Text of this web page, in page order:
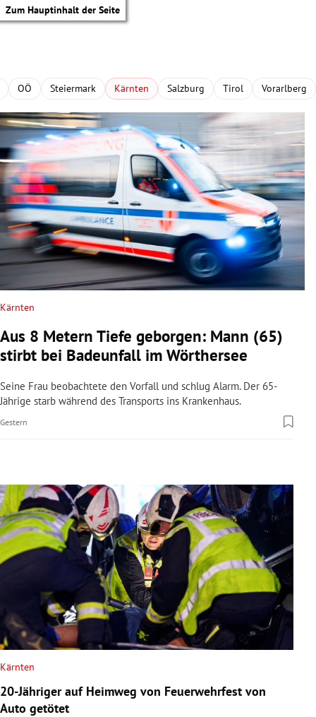
Zum Hauptinhalt der Seite
Untermenü
Untermenü
Untermenü
Untermenü
Untermenü
Untermenü
Untermenü
OÖ Steiermark Kärnten Salzburg Tirol Vorarlberg
Kärnten
Aus 8 Metern Tiefe geborgen: Mann (65)
stirbt bei Badeunfall im Wörthersee
Seine Frau beobachtete den Vorfall und schlug Alarm. Der 65-
Jährige starb während des Transports ins Krankenhaus.
Gestern
Kärnten
20-Jähriger auf Heimweg von Feuerwehrfest von
Auto getötet